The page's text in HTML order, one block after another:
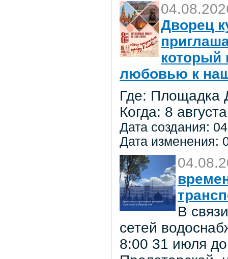
Дворец
который
любовью к
Где: Площадка
Когда: 8
Дата создания:
Дата изменения:
В
сетей
8:00 31 июля